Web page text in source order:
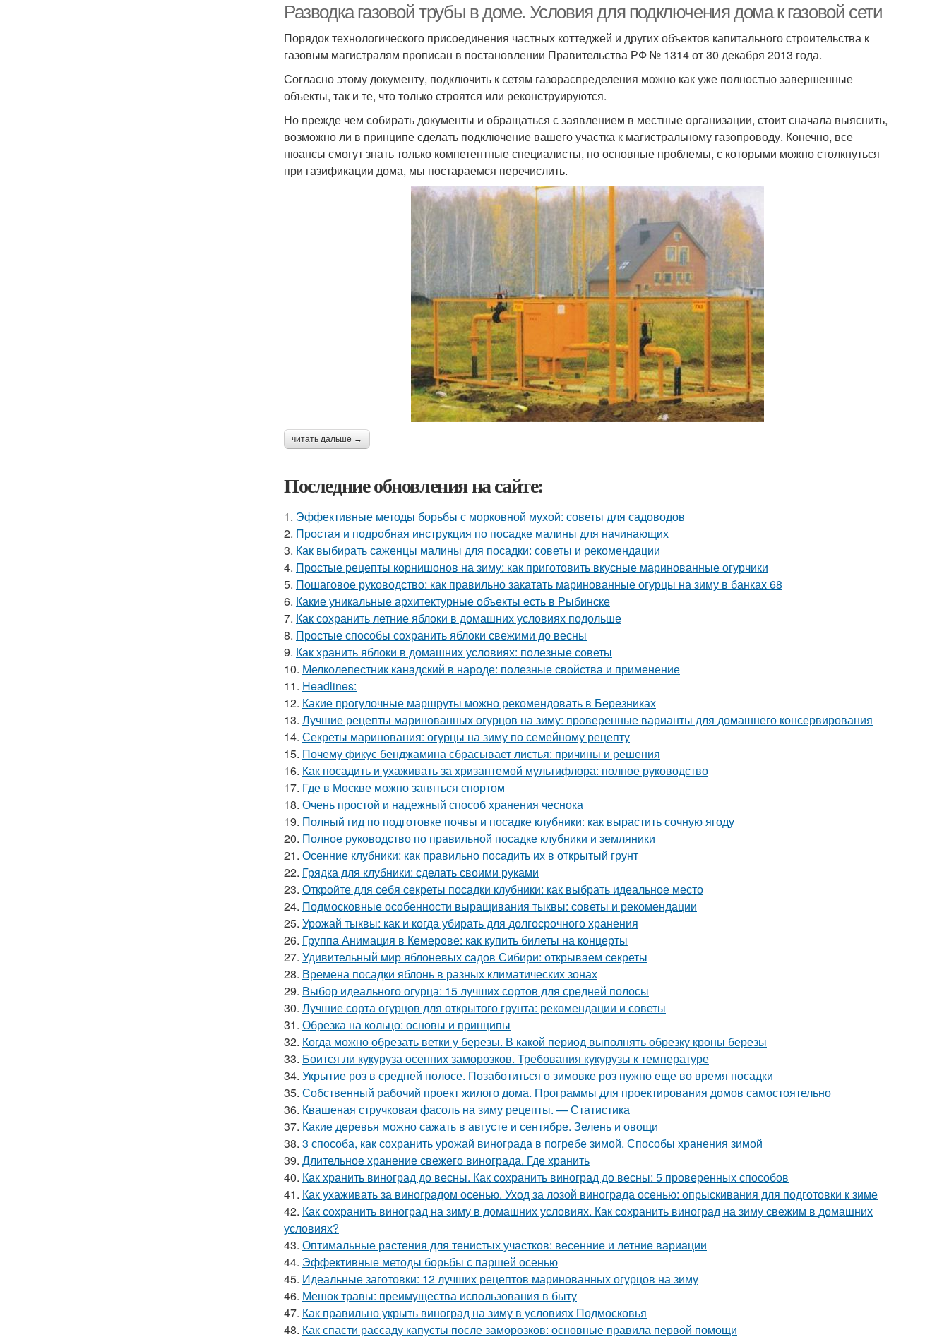
Разводка газовой трубы в доме. Условия для подключения дома к газовой сети
Порядок технологического присоединения частных коттеджей и других объектов капитального строительства к
газовым магистралям прописан в постановлении Правительства РФ № 1314 от 30 декабря 2013 года.
Согласно этому документу, подключить к сетям газораспределения можно как уже полностью завершенные
объекты, так и те, что только строятся или реконструируются.
Но прежде чем собирать документы и обращаться с заявлением в местные организации, стоит сначала выяснить,
возможно ли в принципе сделать подключение вашего участка к магистральному газопроводу. Конечно, все
нюансы смогут знать только компетентные специалисты, но основные проблемы, с которыми можно столкнуться
при газификации дома, мы постараемся перечислить.
читать дальше →
Последние обновления на сайте:
1. Эффективные методы борьбы с морковной мухой: советы для садоводов
2. Простая и подробная инструкция по посадке малины для начинающих
3. Как выбирать саженцы малины для посадки: советы и рекомендации
4. Простые рецепты корнишонов на зиму: как приготовить вкусные маринованные огурчики
5. Пошаговое руководство: как правильно закатать маринованные огурцы на зиму в банках 68
6. Какие уникальные архитектурные объекты есть в Рыбинске
7. Как сохранить летние яблоки в домашних условиях подольше
8. Простые способы сохранить яблоки свежими до весны
9. Как хранить яблоки в домашних условиях: полезные советы
10. Мелколепестник канадский в народе: полезные свойства и применение
11. Headlines:
12. Какие прогулочные маршруты можно рекомендовать в Березниках
13. Лучшие рецепты маринованных огурцов на зиму: проверенные варианты для домашнего консервирования
14. Секреты маринования: огурцы на зиму по семейному рецепту
15. Почему фикус бенджамина сбрасывает листья: причины и решения
16. Как посадить и ухаживать за хризантемой мультифлора: полное руководство
17. Где в Москве можно заняться спортом
18. Очень простой и надежный способ хранения чеснока
19. Полный гид по подготовке почвы и посадке клубники: как вырастить сочную ягоду
20. Полное руководство по правильной посадке клубники и земляники
21. Осенние клубники: как правильно посадить их в открытый грунт
22. Грядка для клубники: сделать своими руками
23. Откройте для себя секреты посадки клубники: как выбрать идеальное место
24. Подмосковные особенности выращивания тыквы: советы и рекомендации
25. Урожай тыквы: как и когда убирать для долгосрочного хранения
26. Группа Анимация в Кемерове: как купить билеты на концерты
27. Удивительный мир яблоневых садов Сибири: открываем секреты
28. Времена посадки яблонь в разных климатических зонах
29. Выбор идеального огурца: 15 лучших сортов для средней полосы
30. Лучшие сорта огурцов для открытого грунта: рекомендации и советы
31. Обрезка на кольцо: основы и принципы
32. Когда можно обрезать ветки у березы. В какой период выполнять обрезку кроны березы
33. Боится ли кукуруза осенних заморозков. Требования кукурузы к температуре
34. Укрытие роз в средней полосе. Позаботиться о зимовке роз нужно еще во время посадки
35. Собственный рабочий проект жилого дома. Программы для проектирования домов самостоятельно
36. Квашеная стручковая фасоль на зиму рецепты. — Статистика
37. Какие деревья можно сажать в августе и сентябре. Зелень и овощи
38. 3 способа, как сохранить урожай винограда в погребе зимой. Способы хранения зимой
39. Длительное хранение свежего винограда. Где хранить
40. Как хранить виноград до весны. Как сохранить виноград до весны: 5 проверенных способов
41. Как ухаживать за виноградом осенью. Уход за лозой винограда осенью: опрыскивания для подготовки к зиме
42. Как сохранить виноград на зиму в домашних условиях. Как сохранить виноград на зиму свежим в домашних
условиях?
43. Оптимальные растения для тенистых участков: весенние и летние вариации
44. Эффективные методы борьбы с паршей осенью
45. Идеальные заготовки: 12 лучших рецептов маринованных огурцов на зиму
46. Мешок травы: преимущества использования в быту
47. Как правильно укрыть виноград на зиму в условиях Подмосковья
48. Как спасти рассаду капусты после заморозков: основные правила первой помощи